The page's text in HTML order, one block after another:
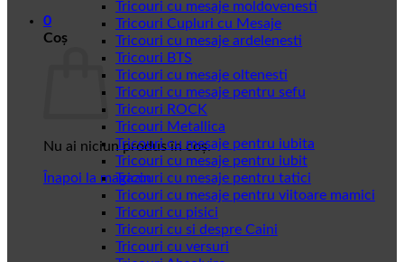
0
Coș
Nu ai niciun produs în coș.
Înapoi la magazin
Tricouri cu mesaje moldovenesti
Tricouri Cupluri cu Mesaje
Tricouri cu mesaje ardelenesti
Tricouri BTS
Tricouri cu mesaje oltenesti
Tricouri cu mesaje pentru sefu
Tricouri ROCK
Tricouri Metallica
Tricouri cu mesaje pentru iubita
Tricouri cu mesaje pentru iubit
Tricouri cu mesaje pentru tatici
Tricouri cu mesaje pentru viitoare mamici
Tricouri cu pisici
Tricouri cu si despre Caini
Tricouri cu versuri